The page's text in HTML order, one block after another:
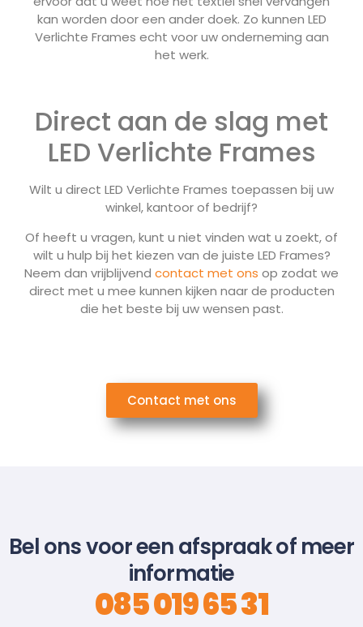
kan worden door een ander doek. Zo kunnen LED
Verlichte Frames echt voor uw onderneming aan
het werk.
Direct aan de slag met
LED Verlichte Frames
Wilt u direct LED Verlichte Frames toepassen bij uw
winkel, kantoor of bedrijf?
Of heeft u vragen, kunt u niet vinden wat u zoekt, of
wilt u hulp bij het kiezen van de juiste LED Frames?
Neem dan vrijblijvend contact met ons op zodat we
direct met u mee kunnen kijken naar de producten
die het beste bij uw wensen past.
Contact met ons
Bel ons voor een afspraak of meer
informatie
085 019 65 31